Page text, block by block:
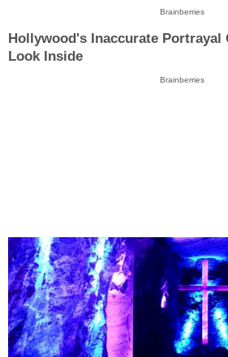
Brainberries
Hollywood's Inaccurate Portrayal
Look Inside
Brainberries